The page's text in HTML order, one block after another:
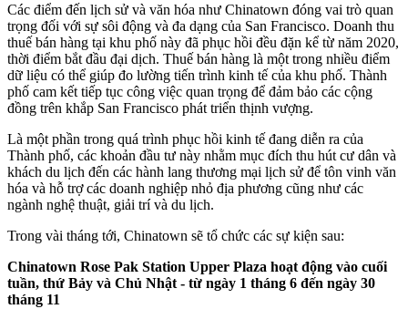
Các điểm đến lịch sử và văn hóa như Chinatown đóng vai trò quan
trọng đối với sự sôi động và đa dạng của San Francisco. Doanh thu
thuế bán hàng tại khu phố này đã phục hồi đều đặn kể từ năm 2020,
thời điểm bắt đầu đại dịch. Thuế bán hàng là một trong nhiều điểm
dữ liệu có thể giúp đo lường tiến trình kinh tế của khu phố. Thành
phố cam kết tiếp tục công việc quan trọng để đảm bảo các cộng
đồng trên khắp San Francisco phát triển thịnh vượng.
Là một phần trong quá trình phục hồi kinh tế đang diễn ra của
Thành phố, các khoản đầu tư này nhằm mục đích thu hút cư dân và
khách du lịch đến các hành lang thương mại lịch sử để tôn vinh văn
hóa và hỗ trợ các doanh nghiệp nhỏ địa phương cũng như các
ngành nghệ thuật, giải trí và du lịch.
Trong vài tháng tới, Chinatown sẽ tổ chức các sự kiện sau:
Chinatown Rose Pak Station Upper Plaza hoạt động vào cuối
tuần, thứ Bảy và Chủ Nhật - từ ngày 1 tháng 6 đến ngày 30
tháng 11